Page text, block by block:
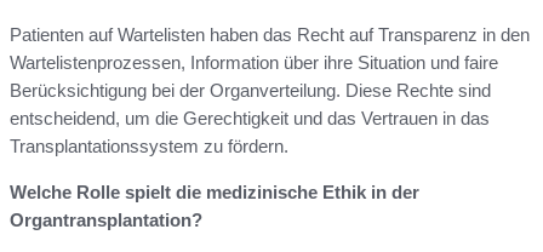
Patienten auf Wartelisten haben das Recht auf Transparenz in den
Wartelistenprozessen, Information über ihre Situation und faire
Berücksichtigung bei der Organverteilung. Diese Rechte sind
entscheidend, um die Gerechtigkeit und das Vertrauen in das
Transplantationssystem zu fördern.
Welche Rolle spielt die medizinische Ethik in der
Organtransplantation?